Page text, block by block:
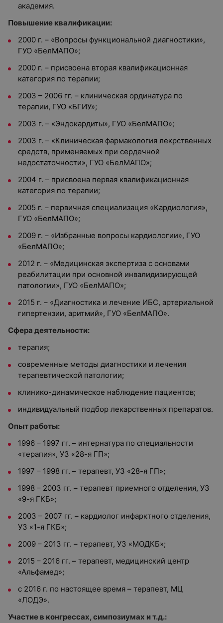
академия.
Повышение квалификации:
2000 г. – «Вопросы функциональной диагностики»,
ГУО «БелМАПО»;
2000 г. – присвоена вторая квалификационная
категория по терапии;
2003 – 2006 гг. – клиническая ординатура по
терапии, ГУО «БГИУ»;
2003 г. – «Эндокардиты», ГУО «БелМАПО»;
2003 г. – «Клиническая фармакология лекрственных
средств, применяемых при сердечной
недостаточности», ГУО «БелМАПО»;
2004 г. – присвоена первая квалификационная
категория по терапии;
2005 г. – первичная специализация «Кардиология»,
ГУО «БелМАПО»;
2009 г. – «Избранные вопросы кардиологии», ГУО
«БелМАПО»;
2012 г. – «Медицинская экспертиза с основами
реабилитации при основной инвалидизирующей
патологии», ГУО «БелМАПО»;
2015 г. – «Диагностика и лечение ИБС, артериальной
гипертензии, аритмий», ГУО «БелМАПО».
Сфера деятельности:
терапия;
современные методы диагностики и лечения
терапевтической патологии;
клинико-динамическое наблюдение пациентов;
индивидуальный подбор лекарственных препаратов.
Опыт работы:
1996 – 1997 гг. – интернатура по специальности
«терапия», УЗ «28-я ГП»;
1997 – 1998 гг. – терапевт, УЗ «28-я ГП»;
1998 – 2003 гг. – терапевт приемного отделения, УЗ
«9-я ГКБ»;
2003 – 2007 гг. – кардиолог инфарктного отделения,
УЗ «1-я ГКБ»;
2009 – 2013 гг. – терапевт, УЗ «МОДКБ»;
2015 – 2016 гг. – терапевт, медицинский центр
«Альфамед»;
с 2016 г. по настоящее время – терапевт, МЦ
«ЛОДЭ».
Участие в конгрессах, симпозиумах и т.д.: